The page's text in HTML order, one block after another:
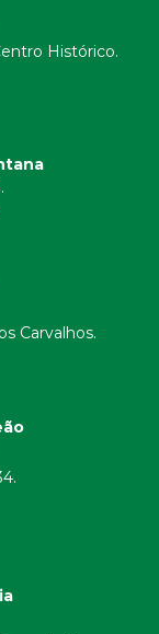
Histórico.
Carvalhos.